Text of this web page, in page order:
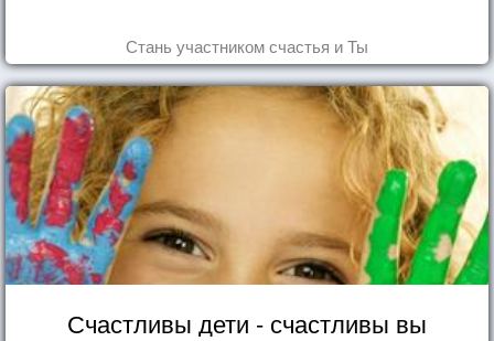
Стань участником счастья и Ты
Счастливы дети - счастливы вы